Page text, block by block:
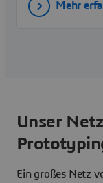
Mehr
Unser
Ein großes Netz